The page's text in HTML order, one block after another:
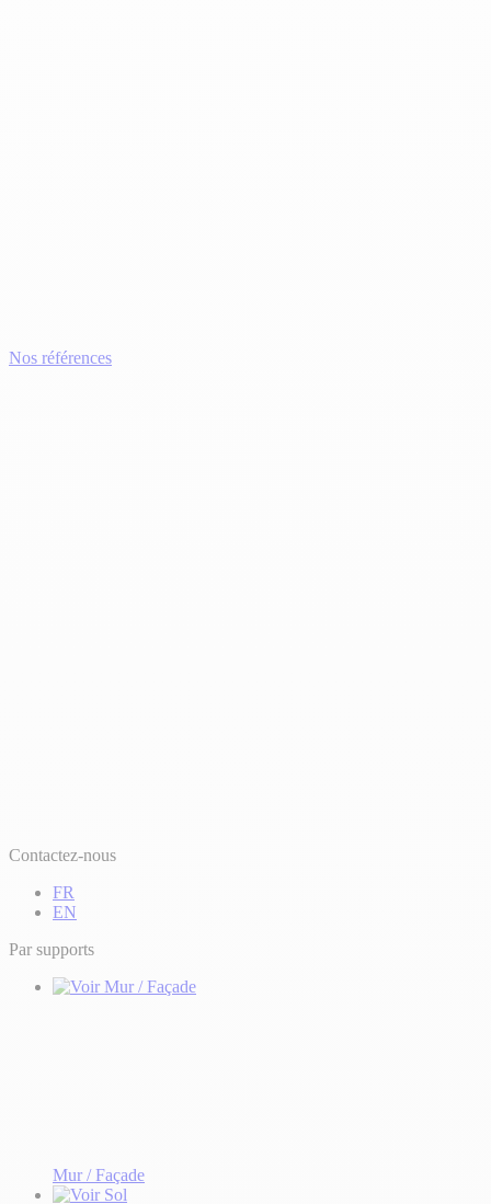
Nos références
Contactez-nous
FR
EN
Par supports
Mur / Façade